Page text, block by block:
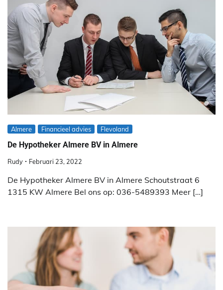
Almere Financieel advies Flevoland
De Hypotheker Almere BV in Almere
Rudy Februari 23, 2022
De Hypotheker Almere BV in Almere Schoutstraat 6
1315 KW Almere Bel ons op: 036-5489393 Meer […]